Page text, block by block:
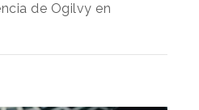
de Ogilvy en